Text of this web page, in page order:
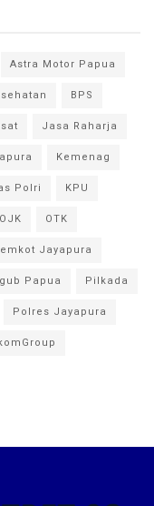
Astra Motor Papua
BPS
Jasa Raharja
Kemenag
Polri
KPU
OJK
OTK
Jayapura
Papua
Pilkada
Polres Jayapura